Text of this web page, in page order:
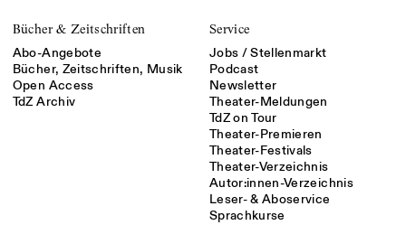
Bücher & Zeitschriften
Abo-Angebote
Bücher, Zeitschriften, Musik
Open Access
TdZ Archiv
Service
Jobs / Stellenmarkt
Podcast
Newsletter
Theater-Meldungen
TdZ on Tour
Theater-Premieren
Theater-Festivals
Theater-Verzeichnis
Autor:innen-Verzeichnis
Leser- & Aboservice
Sprachkurse